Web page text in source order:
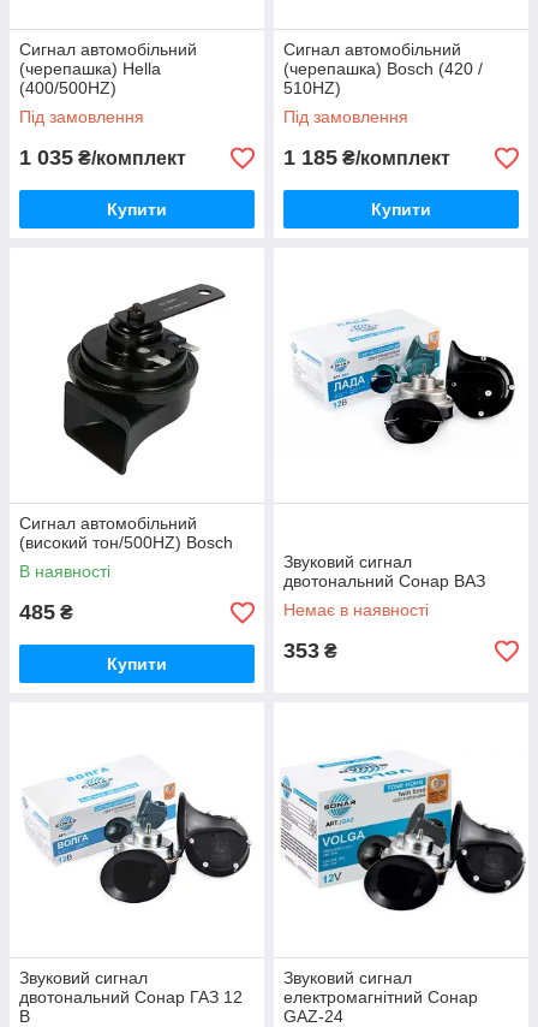
Сигнал автомобільний
(черепашка) Hella
(400/500HZ)
Під замовлення
1 035 ₴/комплект
Купити
Сигнал автомобільний
(черепашка) Bosch (420 /
510HZ)
Під замовлення
1 185 ₴/комплект
Купити
Сигнал автомобільний
(високий тон/500HZ) Bosch
В наявності
485 ₴
Купити
Звуковий сигнал
двотональний Сонар ВАЗ
Немає в наявності
353 ₴
Звуковий сигнал
двотональний Сонар ГАЗ 12
В
Звуковий сигнал
електромагнітний Сонар
GAZ-24